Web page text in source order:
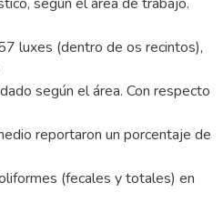
luxes (dentro de os recintos),
según el área. Con respecto
reportaron un porcentaje de
(fecales y totales) en